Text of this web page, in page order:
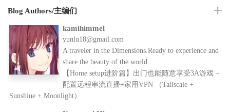
Blog Authors/主编们
kamihimmel
yunlu18@gmail.com
A traveler in the Dimensions.Ready to experience and
share the beauty of the world.
【Home setup进阶篇】出门也能随意享受3A游戏 –
配置远程串流直播+家用VPN （Tailscale +
Sunshine + Moonlight）